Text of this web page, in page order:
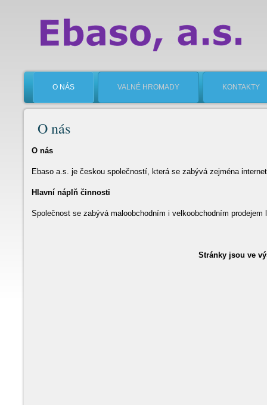
O NÁS VALNÉ HROMADY KONTAKTY
O nás
O nás
Ebaso a.s. je českou společností, která se zabývá zejména
Hlavní náplň činnosti
Společnost se zabývá maloobchodním i velkoobchodním
Stránky jsou ve